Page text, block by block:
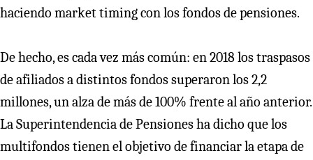
haciendo market timing con los fondos de pensiones.
De hecho, es cada vez más común: en 2018 los traspasos
de afiliados a distintos fondos superaron los 2,2
millones, un alza de más de 100% frente al año anterior.
La Superintendencia de Pensiones ha dicho que los
multifondos tienen el objetivo de financiar la etapa de